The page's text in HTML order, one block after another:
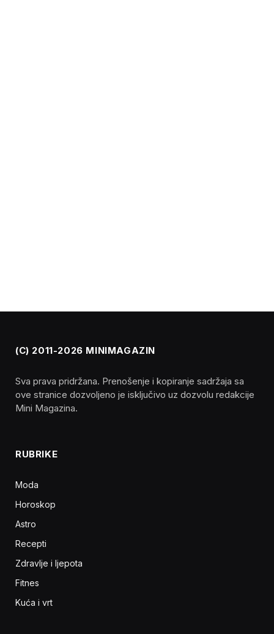
(C) 2011-2026 MINIMAGAZIN
Sva prava pridržana. Prenošenje i kopiranje sadržaja sa
ove stranice dozvoljeno je isključivo uz dozvolu redakcije
Mini Magazina.
RUBRIKE
Moda
Horoskop
Astro
Recepti
Zdravlje i ljepota
Fitnes
Kuća i vrt